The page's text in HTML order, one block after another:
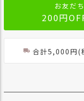
お友だ
200円
合計5,000円(